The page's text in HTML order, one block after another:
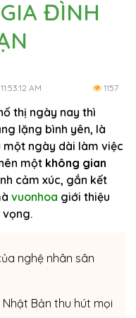
ĐÌNH
AM 1157
thị ngày nay thì
lặng bình yên, là
một ngày dài làm việc
một không gian
cảm xúc, gắn kết
vuonhoa giới thiệu
vọng.
nghệ nhân sân
Bản thu hút mọi